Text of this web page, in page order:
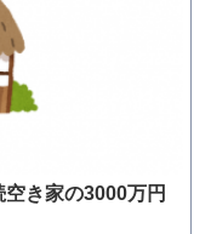
空き家の3000万円